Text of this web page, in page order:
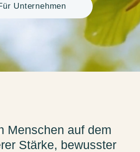
Unternehmen
Menschen auf dem
Stärke, bewusster